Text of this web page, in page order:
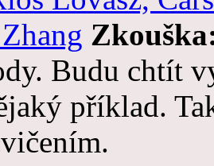
Budu chtít
příklad.